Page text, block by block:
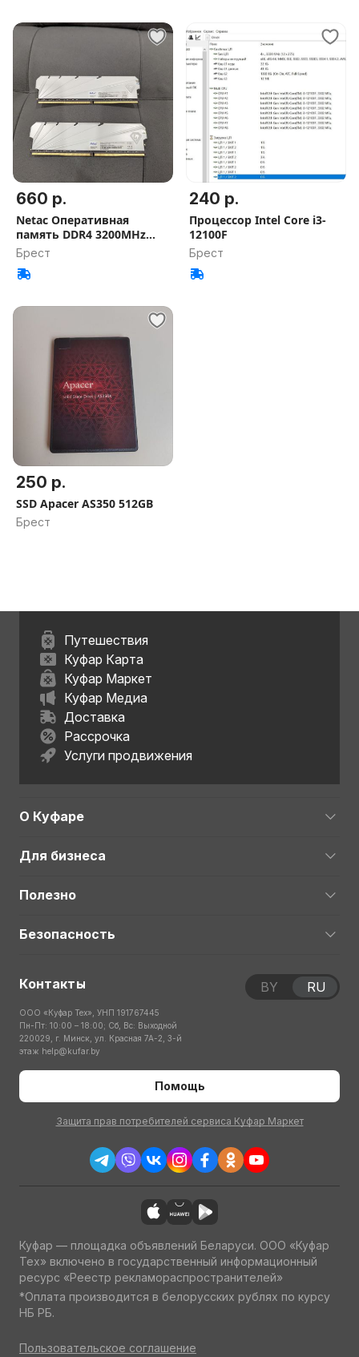
660 р.
Netac Оперативная
память DDR4 3200MHz
Shadow S Whi
Брест
240 р.
Процессор Intel Core i3-
12100F
Брест
250 р.
SSD Apacer AS350 512GB
Брест
Путешествия
Куфар Карта
Куфар Маркет
Куфар Медиа
Доставка
Рассрочка
Услуги продвижения
О Куфаре
Для бизнеса
Полезно
Безопасность
Контакты
ООО «Куфар Тех», УНП 191767445
Пн-Пт: 10:00 – 18:00; Сб, Вс: Выходной
220029, г. Минск, ул. Красная 7А-2, 3-й
этаж help@kufar.by
Помощь
Защита прав потребителей сервиса Куфар Маркет
BY RU
Куфар — площадка объявлений Беларуси. ООО «Куфар
Тех» включено в государственный информационный
ресурс «Реестр рекламораспространителей»
*Оплата производится в белорусских рублях по курсу
НБ РБ.
Пользовательское соглашение